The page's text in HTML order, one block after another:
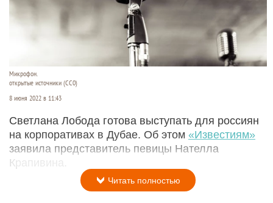
Микрофон.
открытые источники (CC0)
8 июня 2022 в 11:43
Светлана Лобода готова выступать для россиян
на корпоративах в Дубае. Об этом «Известиям»
заявила представитель певицы Нателла
Крапивина.
Читать полностью